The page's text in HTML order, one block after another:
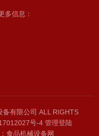
多信息：
有限公司 ALL RIGHTS
号-4 管理登陆
食品机械设备网